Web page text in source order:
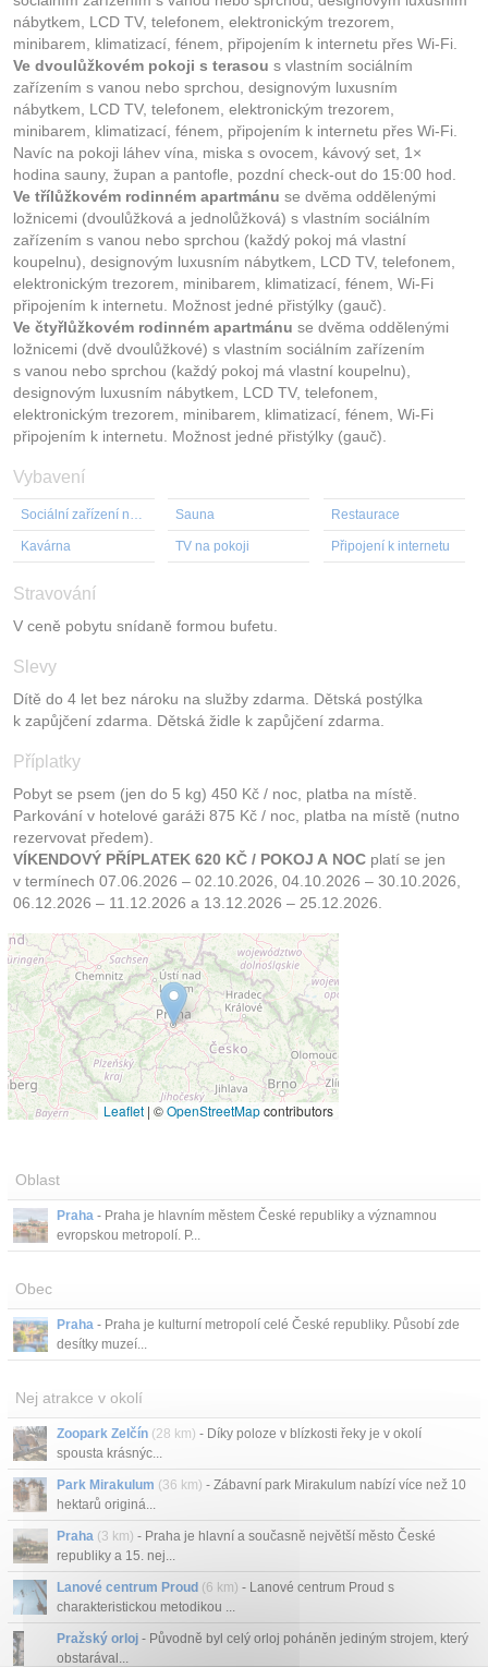
nábytkem, LCD TV, telefonem, elektronickým trezorem,
minibarem, klimatizací, fénem, připojením k internetu přes Wi-Fi.
Ve dvoulůžkovém pokoji s terasou s vlastním sociálním
zařízením s vanou nebo sprchou, designovým luxusním
nábytkem, LCD TV, telefonem, elektronickým trezorem,
minibarem, klimatizací, fénem, připojením k internetu přes Wi-Fi.
Navíc na pokoji láhev vína, miska s ovocem, kávový set, 1×
hodina sauny, župan a pantofle, pozdní check-out do 15:00 hod.
Ve třílůžkovém rodinném apartmánu se dvěma oddělenými
ložnicemi (dvoulůžková a jednolůžková) s vlastním sociálním
zařízením s vanou nebo sprchou (každý pokoj má vlastní
koupelnu), designovým luxusním nábytkem, LCD TV, telefonem,
elektronickým trezorem, minibarem, klimatizací, fénem, Wi-Fi
připojením k internetu. Možnost jedné přistýlky (gauč).
Ve čtyřlůžkovém rodinném apartmánu se dvěma oddělenými
ložnicemi (dvě dvoulůžkové) s vlastním sociálním zařízením
s vanou nebo sprchou (každý pokoj má vlastní koupelnu),
designovým luxusním nábytkem, LCD TV, telefonem,
elektronickým trezorem, minibarem, klimatizací, fénem, Wi-Fi
připojením k internetu. Možnost jedné přistýlky (gauč).
Vybavení
Sauna Restaurace
Kavárna TV na pokoji Připojení k internetu
Stravování
V ceně pobytu snídaně formou bufetu.
Slevy
Dítě do 4 let bez nároku na služby zdarma. Dětská postýlka
k zapůjčení zdarma. Dětská židle k zapůjčení zdarma.
Příplatky
Pobyt se psem (jen do 5 kg) 450 Kč / noc, platba na místě.
Parkování v hotelové garáži 875 Kč / noc, platba na místě (nutno
rezervovat předem).
VÍKENDOVÝ PŘÍPLATEK 620 KČ / POKOJ A NOC platí se jen
v termínech 07.06.2026 – 02.10.2026, 04.10.2026 – 30.10.2026,
06.12.2026 – 11.12.2026 a 13.12.2026 – 25.12.2026.
Leaflet | ©OpenStreetMapcontributors
Oblast
Praha - Praha je hlavním městem České republiky a významnou
evropskou metropolí. P...
Obec
Praha - Praha je kulturní metropolí celé České republiky. Působí zde
desítky muzeí...
Nej atrakce v okolí
Zoopark Zelčín (28 km) - Díky poloze v blízkosti řeky je v okolí
spousta krásnýc...
Park Mirakulum (36 km) - Zábavní park Mirakulum nabízí více než 10
hektarů originá...
Praha (3 km) - Praha je hlavní a současně největší město České
republiky a 15. nej...
Lanové centrum Proud (6 km) - Lanové centrum Proud s
charakteristickou metodikou ...
Pražský orloj - Původně byl celý orloj poháněn jediným strojem, který
obstarával...